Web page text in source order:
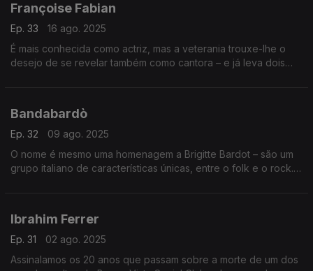
Françoise Fabian
Ep. 33
16 ago. 2025
É mais conhecida como actriz, mas a veterania trouxe-lhe o
desejo de se revelar também como cantora – e já leva dois
Bandabardò
Ep. 32
09 ago. 2025
O nome é mesmo uma homenagem a Brigitte Bardot – são um
grupo italiano de características únicas, entre o folk e o rock.
Ibrahim Ferrer
Ep. 31
02 ago. 2025
Assinalamos os 20 anos que passam sobre a morte de um dos